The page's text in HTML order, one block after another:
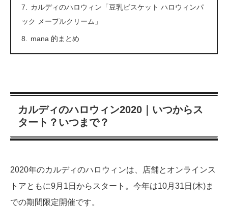
カルディのハロウィン「豆乳ビスケット ハロウィンパ
ック メープルクリーム」
mana 的まとめ
カルディのハロウィン2020｜いつからス
タート？いつまで？
2020年のカルディのハロウィンは、店舗とオンラインス
トアともに9月1日からスタート。今年は10月31日(木)ま
での期間限定開催です。